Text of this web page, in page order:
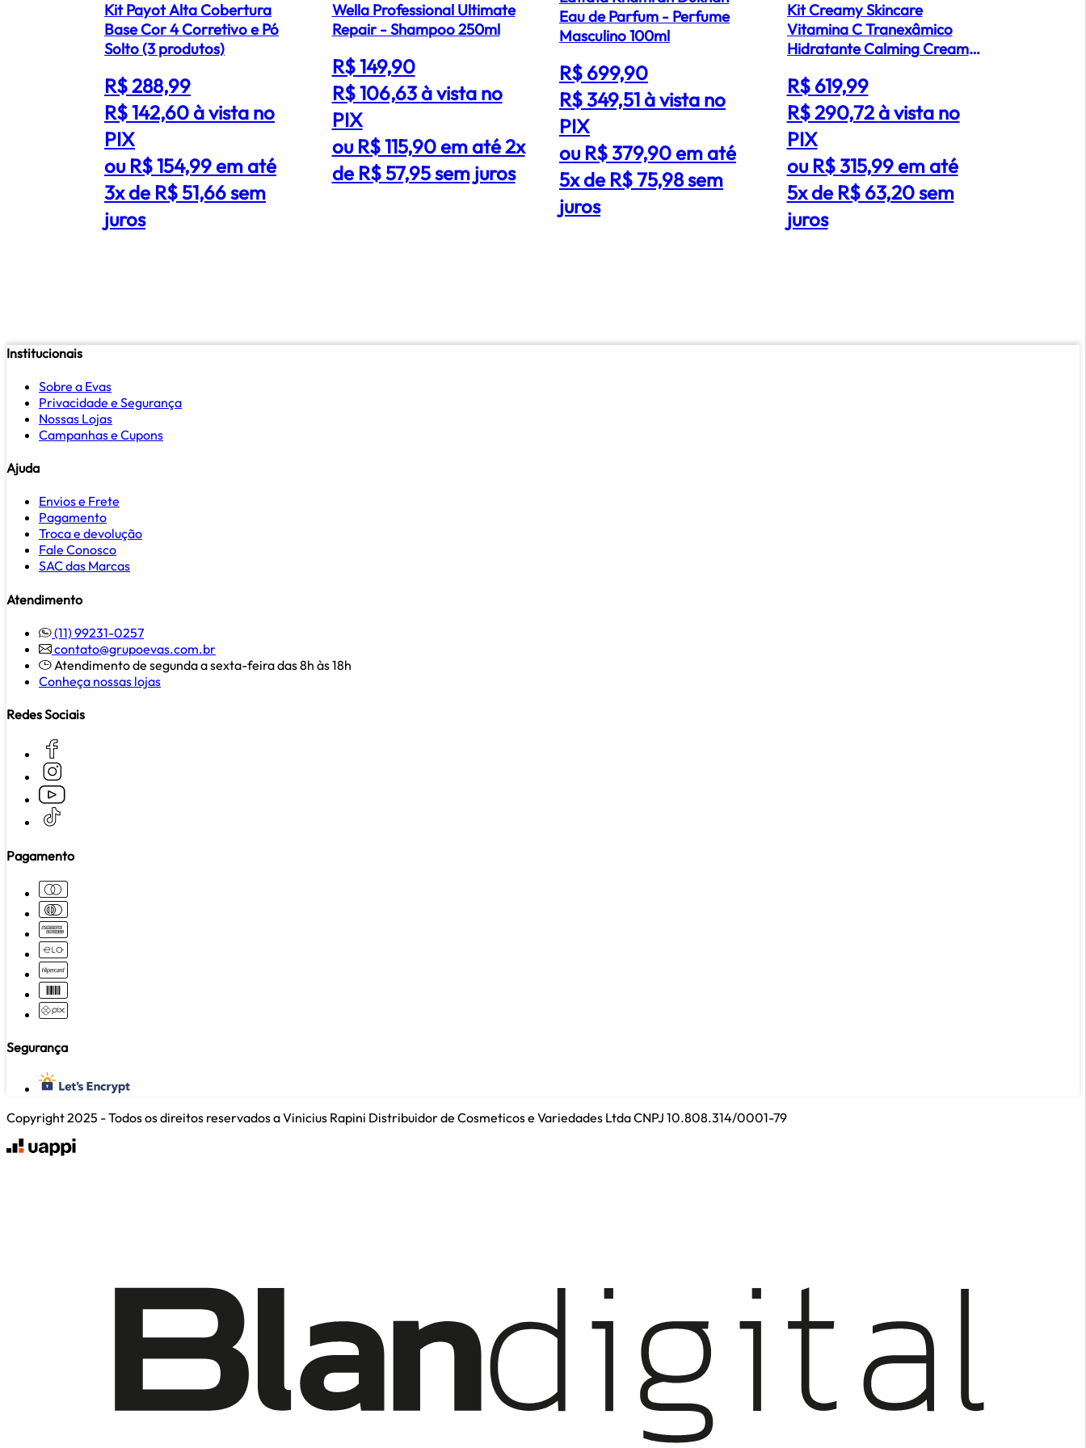
Kit Payot Alta Cobertura
Base Cor 4 Corretivo e Pó
Solto (3 produtos)
R$ 288,99
R$ 142,60à vista no
PIX
ou R$ 154,99 em até
3x de R$ 51,66 sem
juros
Wella Professional Ultimate
Repair - Shampoo 250ml
R$ 149,90
R$ 106,63à vista no
PIX
ou R$ 115,90 em até 2x
de R$ 57,95 sem juros
Eau de Parfum - Perfume
Masculino 100ml
R$ 699,90
R$ 349,51à vista no
PIX
ou R$ 379,90 em até
5x de R$ 75,98 sem
juros
Kit Creamy Skincare
Vitamina C Tranexâmico
Hidratante Calming Cream
produtos)
R$ 619,99
R$ 290,72à vista no
PIX
ou R$ 315,99 em até
5x de R$ 63,20 sem
juros
Institucionais
Sobre a Evas
Privacidade e Segurança
Nossas Lojas
Campanhas e Cupons
Ajuda
Envios e Frete
Pagamento
Troca e devolução
Fale Conosco
SAC das Marcas
Atendimento
(11) 99231-0257
contato@grupoevas.com.br
Atendimento de segunda a sexta-feira das 8h às 18h
Conheça nossas lojas
Redes Sociais
Pagamento
Segurança
Copyright 2025 - Todos os direitos reservados a Vinicius Rapini Distribuidor de Cosmeticos e Variedades Ltda CNPJ 10.808.314/0001-79